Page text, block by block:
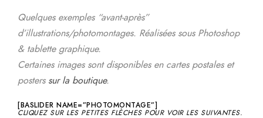
Quelques exemples “avant-après”
d’illustrations/photomontages. Réalisées sous Photoshop
& tablette graphique.
Certaines images sont disponibles en cartes postales et
posterssur la boutique.
[BASLIDER NAME=”PHOTOMONTAGE”]
CLIQUEZ SUR LES PETITES FLÈCHES POUR VOIR LES SUIVANTES.